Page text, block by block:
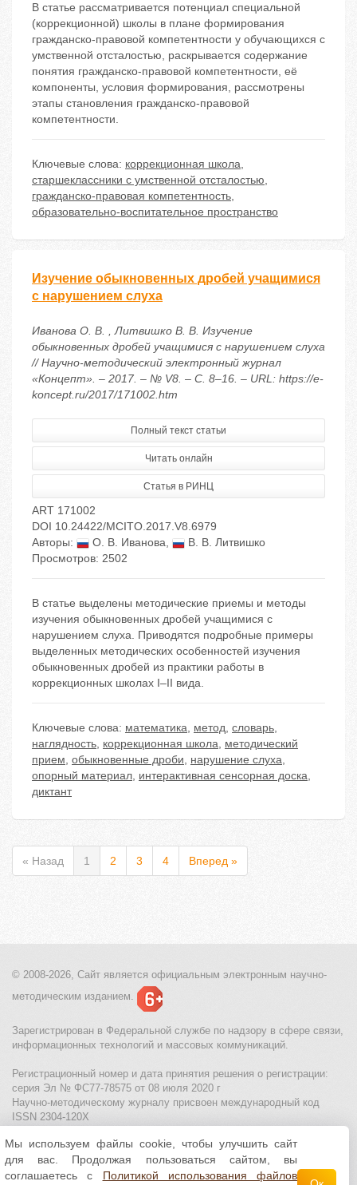
В статье рассматривается потенциал специальной
(коррекционной) школы в плане формирования
гражданско-правовой компетентности у обучающихся с
умственной отсталостью, раскрывается содержание
понятия гражданско-правовой компетентности, её
компоненты, условия формирования, рассмотрены
этапы становления гражданско-правовой
компетентности.
Ключевые слова: коррекционная школа,
старшеклассники с умственной отсталостью,
гражданско-правовая компетентность,
образовательно-воспитательное пространство
Изучение обыкновенных дробей учащимися
с нарушением слуха
Иванова О. В. , Литвишко В. В. Изучение
обыкновенных дробей учащимися с нарушением слуха
// Научно-методический электронный журнал
«Концепт». – 2017. – № V8. – С. 8–16. – URL: https://e-
koncept.ru/2017/171002.htm
Полный текст статьи
Читать онлайн
Статья в РИНЦ
ART 171002
DOI 10.24422/MCITO.2017.V8.6979
Авторы:
О. В. Иванова,
В. В. Литвишко
Просмотров: 2502
В статье выделены методические приемы и методы
изучения обыкновенных дробей учащимися с
нарушением слуха. Приводятся подробные примеры
выделенных методических особенностей изучения
обыкновенных дробей из практики работы в
коррекционных школах I–II вида.
Ключевые слова: математика, метод, словарь,
наглядность, коррекционная школа, методический
прием, обыкновенные дроби, нарушение слуха,
опорный материал, интерактивная сенсорная доска,
диктант
« Назад 1 2 3 4 Вперед »
© 2008-2026, Сайт является официальным электронным научно-
методическим изданием.
Зарегистрирован в Федеральной службе по надзору в сфере связи,
информационных технологий и массовых коммуникаций.
Регистрационный номер и дата принятия решения о регистрации:
серия Эл № ФС77-78575 от 08 июля 2020 г
Научно-методическому журналу присвоен международный код
ISSN 2304-120X
МЦИТО|Школьные олимпиады и онлайн конкурсы для детей
Политика использования файлов cookie| Политика обработки и
защиты персональных данных
Мы используем файлы cookie, чтобы улучшить сайт
для вас. Продолжая пользоваться сайтом, вы
соглашаетесь с Политикой использования файлов